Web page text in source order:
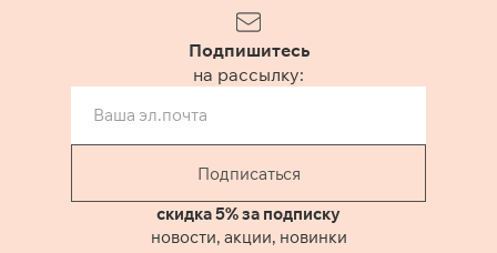
Подпишитесь
на рассылку:
Подписаться
скидка 5% за подписку
новости, акции, новинки